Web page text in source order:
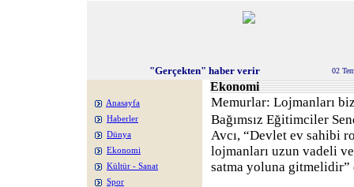
"Gerçekten" haber verir 02
Anasayfa
Haberler
Dünya
Ekonomi
Kültür - Sanat
Spor
Ekonomi
Memurlar: Lojmanları
Bağımsız Eğitimciler
Avcı, “Devlet ev sahibi
lojmanları uzun vadeli
satma yoluna gitmelidir”